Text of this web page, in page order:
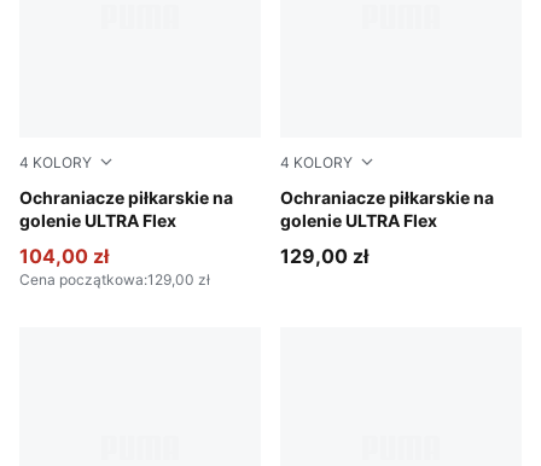
4 KOLORY
Ochraniacze piłkarskie na
golenie ULTRA Flex
Yellow Alert-PUMA Black
104,00 zł
Cena początkowa:129,00 zł
4 KOLORY
Ochraniacze piłkarskie na
golenie ULTRA Flex
PUMA White-Ultra Red
129,00 zł